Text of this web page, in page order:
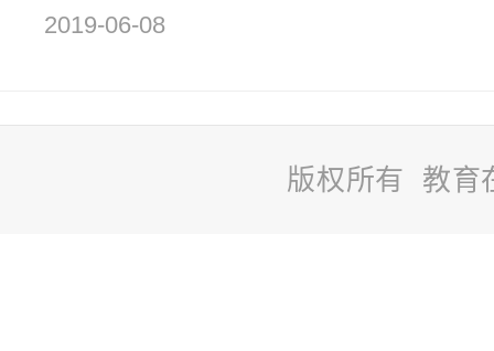
2019-06-08
版权所有 教育